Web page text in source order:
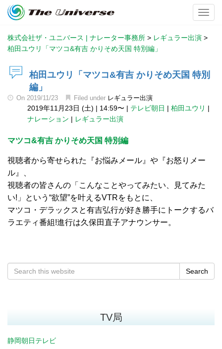
株式会社ザ・ユニバース | ナレーター事務所 > レギュラー出演 >
柏田ユウリ「マツコ&有吉 かりそめ天国 特別編」
柏田ユウリ「マツコ&有吉 かりそめ天国 特別
編」
On 2019/11/23 Filed under レギュラー出演
2019年11月23日 (土) | 14:59〜 | テレビ朝日 | 柏田ユウリ |
ナレーション | レギュラー出演
マツコ&有吉 かりそめ天国 特別編
視聴者から寄せられた『お悩みメール』や『お怒りメー
ル』、
視聴者の皆さんの「こんなことやってみたい、見てみた
い!」という“欲望”を叶えるVTRをもとに、
マツコ・デラックスと有吉弘行が好き勝手にトークするバ
ラエティ番組!進行は久保田直子アナウンサー。
Search
TV局
静岡朝日テレビ